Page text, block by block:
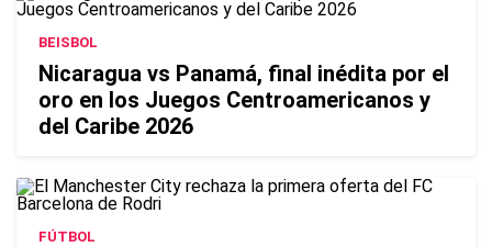
BEISBOL
Nicaragua vs Panamá, final inédita por el
oro en los Juegos Centroamericanos y
del Caribe 2026
FÚTBOL